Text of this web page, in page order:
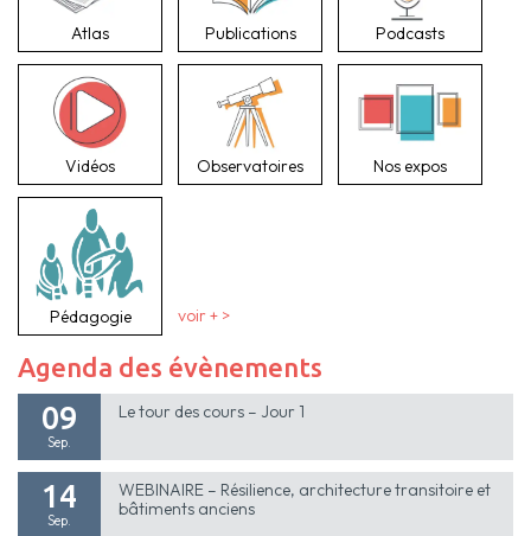
Atlas Publications Podcasts
Vidéos Observatoires Nos expos
Pédagogie voir + >
Agenda des évènements
09
Sep.
Le tour des cours – Jour 1
14
Sep.
WEBINAIRE – Résilience, architecture transitoire et
bâtiments anciens